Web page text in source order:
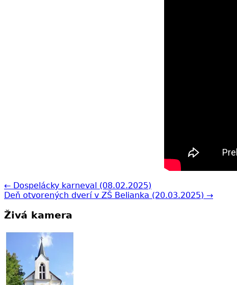
← Dospelácky karneval (08.02.2025)
Deň otvorených dverí v ZŠ Belianka (20.03.2025) →
Živá kamera